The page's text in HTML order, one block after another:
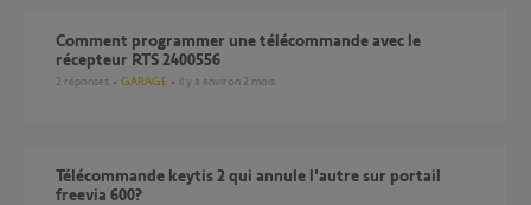
Comment programmer une télécommande avec le
récepteur RTS 2400556
2 réponses GARAGE il y a environ 2 mois
Télécommande keytis 2 qui annule l'autre sur portail
freevia 600?